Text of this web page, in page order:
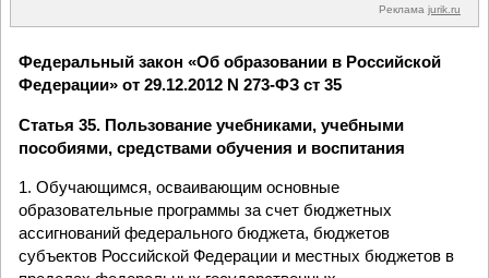
Реклама jurik.ru
Федеральный закон «Об образовании в Российской
Федерации» от 29.12.2012 N 273-ФЗ ст 35
Статья 35. Пользование учебниками, учебными
пособиями, средствами обучения и воспитания
1. Обучающимся, осваивающим основные
образовательные программы за счет бюджетных
ассигнований федерального бюджета, бюджетов
субъектов Российской Федерации и местных бюджетов в